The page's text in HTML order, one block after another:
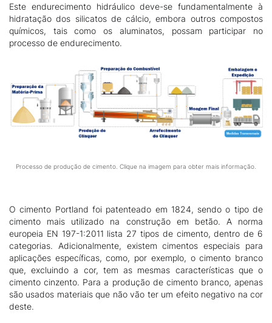
Este endurecimento hidráulico deve-se fundamentalmente à
hidratação dos silicatos de cálcio, embora outros compostos
químicos, tais como os aluminatos, possam participar no
processo de endurecimento.
Processo de produção de cimento. Clique na imagem para obter mais informação.
O cimento Portland foi patenteado em 1824, sendo o tipo de
cimento mais utilizado na construção em betão. A norma
europeia EN 197-1:2011 lista 27 tipos de cimento, dentro de 6
categorias. Adicionalmente, existem cimentos especiais para
aplicações específicas, como, por exemplo, o cimento branco
que, excluindo a cor, tem as mesmas características que o
cimento cinzento. Para a produção de cimento branco, apenas
são usados materiais que não vão ter um efeito negativo na cor
deste.